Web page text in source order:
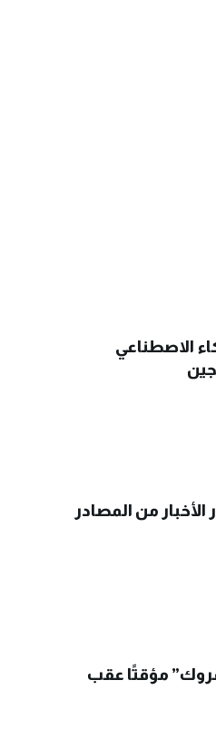
الاصطناعي
من المصادر
مؤقتًا عقب